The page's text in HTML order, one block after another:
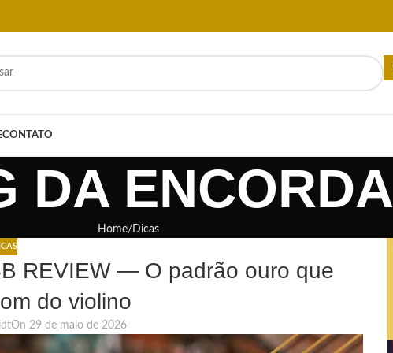
CONTATO
DA ENCORDA
Home Dicas
REVIEW — O padrão ouro que
do violino
On 29 de maio de 2026